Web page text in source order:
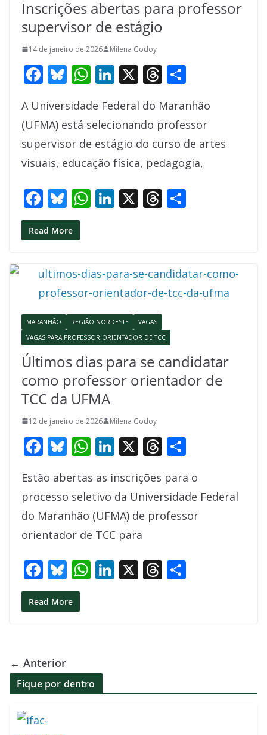
Inscrições abertas para professor
supervisor de estágio
14 de janeiro de 2026 Milena Godoy
F
e
b
o
o
k
Bl
e
sk
y
W
at
s
A
p
p
Li
k
e
dI
n
X T
re
a
d
s
ar
e
A Universidade Federal do Maranhão
(UFMA) está selecionando professor
supervisor de estágio do curso de artes
visuais, educação física, pedagogia,
F
ac
e
o
o
k
Bl
u
e
y
W
A
p
p
Li
dI
n
X T
d
s
Read More
MARANHÃO REGIÃO NORDESTE
VAGAS
VAGAS PARA PROFESSOR ORIENTADOR DE TCC
Últimos dias para se candidatar
como professor orientador de
TCC da UFMA
12 de janeiro de 2026 Milena Godoy
F
e
b
o
o
k
Bl
e
sk
y
W
at
s
A
p
p
Li
k
e
dI
n
X T
re
a
d
ar
e
Estão abertas as inscrições para o
processo seletivo da Universidade Federal
do Maranhão (UFMA) de professor
orientador de TCC para
F
ac
e
o
k
Bl
u
e
W
p
Li X T
Read More
← Anterior
Fique por dentro